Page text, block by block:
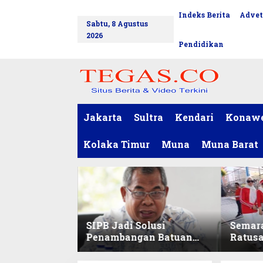
Sabtu, 8 Agustus
2026
Indeks Berita
Pendidikan
Jakarta Sultra Kendari
Kolaka Timur Muna Muna Barat
SIPB Jadi Solusi
Penambangan Batuan
Komoditas ex-Golongan